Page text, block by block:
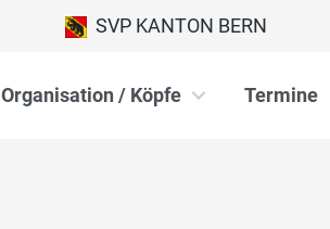
SVP KANTON BERN
Organisation / Köpfe Termine